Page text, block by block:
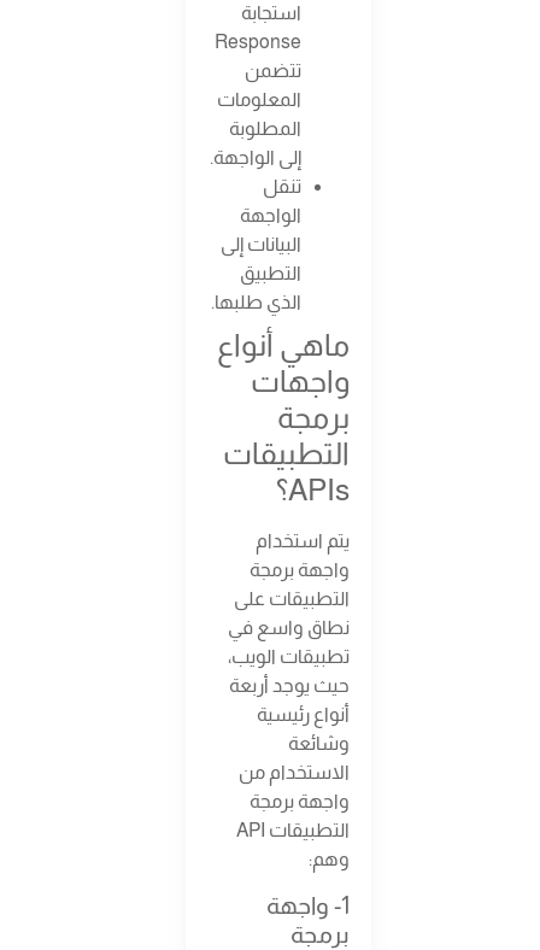
استجابة
Response
تتضمن
المعلومات
المطلوبة
إلى الواجهة.
تنقل
الواجهة
البيانات إلى
التطبيق
الذي طلبها.
ماهي أنواع
واجهات
برمجة
التطبيقات
APIs؟
يتم استخدام
واجهة برمجة
التطبيقات على
نطاق واسع في
تطبيقات الويب،
حيث يوجد أربعة
أنواع رئيسية
وشائعة
الاستخدام من
واجهة برمجة
التطبيقات API
وهم:
1- واجهة
برمجة